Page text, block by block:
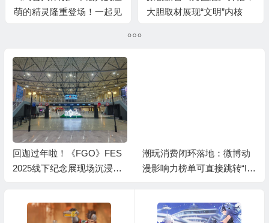
萌的精灵隆重登场！一起见
大胆取材展现“文明”内核
回迦过年啦！《FGO》FES
2025线下纪念展现场沉浸式
潮玩消费闭环落地：微博动
漫影响力榜单可直接跳转“IP”